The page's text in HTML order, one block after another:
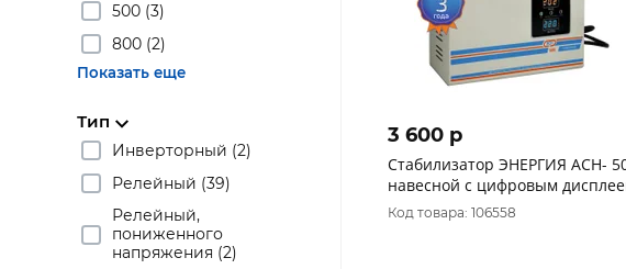
500 (3)
800 (2)
Показать еще
Тип
Инверторный (2)
Релейный (39)
Релейный,
пониженного
напряжения (2)
3 600 p
Cтабилизатор ЭНЕРГИЯ АСН-
навесной с цифровым
Код товара: 106558